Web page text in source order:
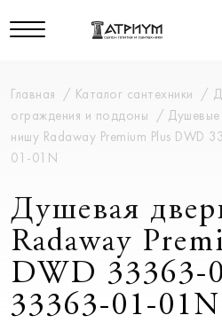
Главная Каталог сантехники
ограждения и поддоны
Душевые
нишу Radaway Premium Plus
01-01N
Душевая
Radaway
DWD 33363-
33363-01-01N